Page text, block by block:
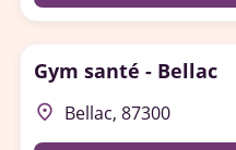
Gym santé - Bellac
place Bellac, 87300